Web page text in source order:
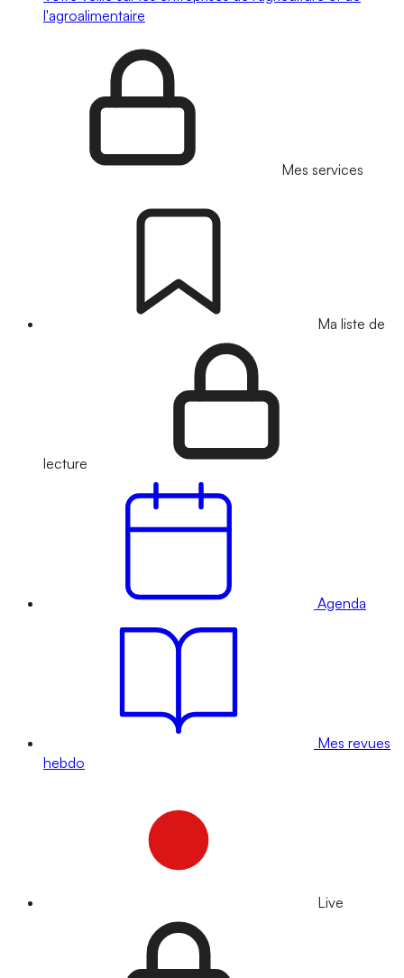
l'agroalimentaire
Mes services
Ma liste de
lecture
Agenda
Mes revues
hebdo
Live